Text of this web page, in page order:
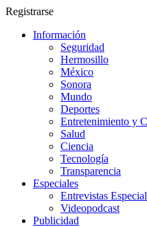
Registrarse
Información
Seguridad
Hermosillo
México
Sonora
Mundo
Deportes
Entretenimiento y
Salud
Ciencia
Tecnología
Transparencia
Especiales
Entrevistas
Videopodcast
Publicidad